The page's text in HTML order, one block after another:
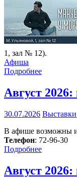
1, зал № 12).
Афиша
Подробнее
Август
30.07.2026 Выставки
В афише возможны
Телефон: 72-96-30
Подробнее
Август